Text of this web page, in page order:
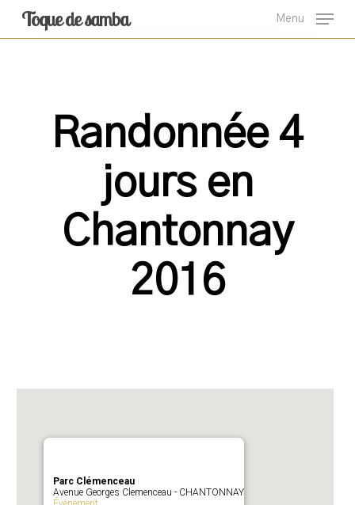
Toque de samba Menu
Randonnée 4
jours en
Chantonnay
2016
Parc Clémenceau
Avenue Georges Clemenceau - CHANTONNAY